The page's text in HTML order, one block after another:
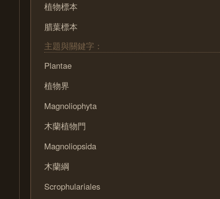
植物標本
腊葉標本
主題與關鍵字：
Plantae
植物界
Magnoliophyta
木蘭植物門
Magnoliopsida
木蘭綱
Scrophulariales